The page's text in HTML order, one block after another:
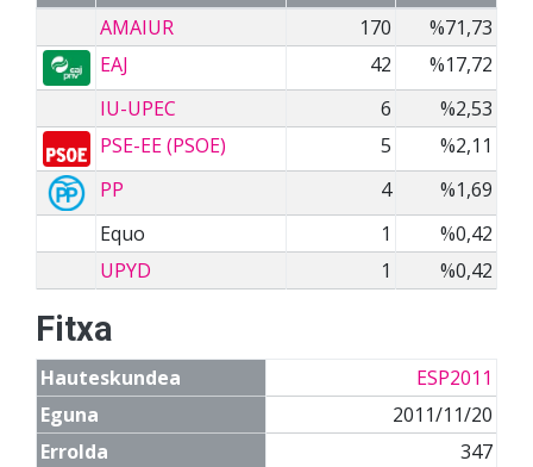
AMAIUR
170
%71,73
EAJ
42
%17,72
IU-UPEC
6
%2,53
PSE-EE (PSOE)
5
%2,11
PP
4
%1,69
Equo
1
%0,42
UPYD
1 %0,42
Fitxa
Hauteskundea
ESP2011
Eguna
2011/11/20
Errolda
347